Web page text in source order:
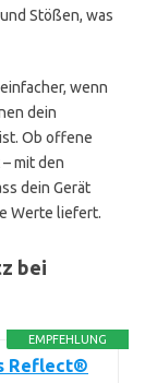
Stößen, was
wenn
dein
Ob offene
mit den
dein Gerät
Werte liefert.
bei
EMPFEHLUNG
Reflect®